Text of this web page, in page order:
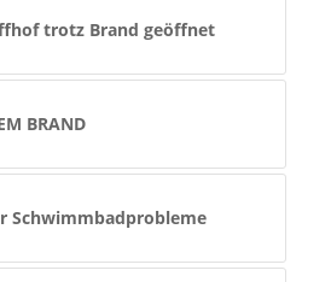
trotz Brand geöffnet
BRAND
Schwimmbadprobleme